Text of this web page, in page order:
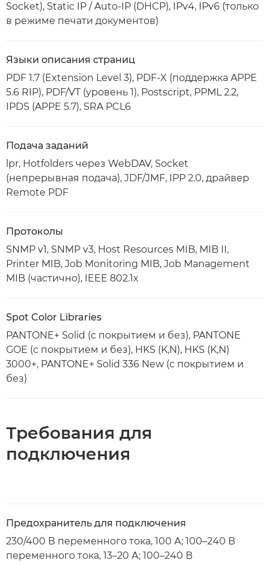
Socket), Static IP / Auto-IP (DHCP), IPv4, IPv6 (только
в режиме печати документов)
Языки описания страниц
PDF 1.7 (Extension Level 3), PDF-X (поддержка APPE
5.6 RIP), PDF/VT (уровень 1), Postscript, PPML 2.2,
IPDS (APPE 5.7), SRA PCL6
Подача заданий
lpr, Hotfolders через WebDAV, Socket
(непрерывная подача), JDF/JMF, IPP 2.0, драйвер
Remote PDF
Протоколы
SNMP v1, SNMP v3, Host Resources MIB, MIB II,
Printer MIB, Job Monitoring MIB, Job Management
MIB (частично), IEEE 802.1x
Spot Color Libraries
PANTONE+ Solid (с покрытием и без), PANTONE
GOE (с покрытием и без), HKS (K,N), HKS (K,N)
3000+, PANTONE+ Solid 336 New (с покрытием и
без)
Требования для
подключения
Предохранитель для подключения
230/400 В переменного тока, 100 А; 100–240 В
переменного тока, 13–20 А; 100–240 В